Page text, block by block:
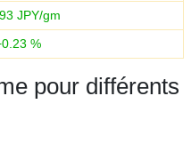
JPY/gm
0.23 %
pour différents